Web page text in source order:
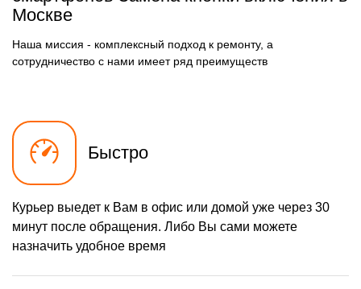
Замена разъёма
наушников (гарнитуры)
490 р
Замена разъема зарядки
(питания)
490 р
Замена разъема SIM
Замена полифонического
динамика
Замена передней камеры
490 р
Заказать
Чистка динамика,
микрофонов от пыли (с
1790 р
Москве
Наша миссия - комплексный подход к ремонту, а
сотрудничество с нами имеет ряд преимуществ
Быстро
Курьер выедет к Вам в офис или домой уже через 30
минут после обращения. Либо Вы сами можете
назначить удобное время